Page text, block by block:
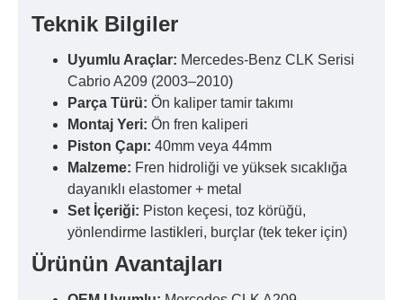
Teknik Bilgiler
Uyumlu Araçlar: Mercedes-Benz CLK Serisi
Cabrio A209 (2003–2010)
Parça Türü: Ön kaliper tamir takımı
Montaj Yeri: Ön fren kaliperi
Piston Çapı: 40mm veya 44mm
Malzeme: Fren hidroliği ve yüksek sıcaklığa
dayanıklı elastomer + metal
Set İçeriği: Piston keçesi, toz körüğü,
yönlendirme lastikleri, burçlar (tek teker için)
Ürünün Avantajları